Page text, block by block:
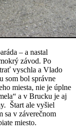
– a nastal
závod. Po
vyschla a Vlado
som bol správne
miesta, nie je úplne
a v Brucku je aj
Štart ale vyšiel
sa v záverečnom
miesto.